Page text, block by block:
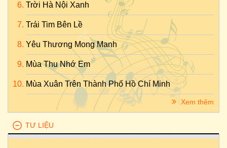
Trời Hà Nội Xanh
Trái Tim Bên Lề
Yêu Thương Mong Manh
Mùa Thu Nhớ Em
Mùa Xuân Trên Thành Phố Hồ Chí Minh
Xem thêm
TƯ LIỆU